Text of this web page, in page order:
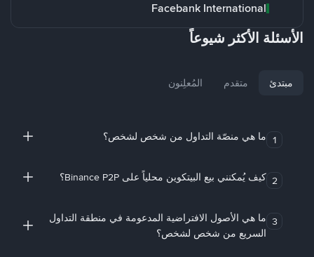
Facebank International
الأسئلة الأكثر شيوعاً
مبتدئ متقدم المُعلِنون
1 ما هي منصّة التداول من شخص لشخص؟
2 كيف يُمكنني بيع البيتكوين محلياً على Binance P2P؟
3 ما هي الأصول الافتراضية المدعومة في منطقة التداول
السريع من شخص لشخص؟